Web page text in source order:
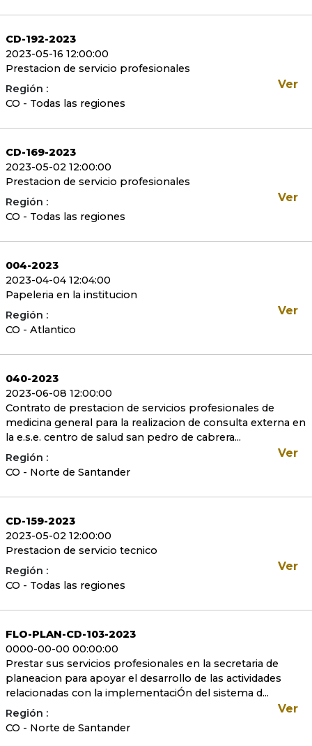
CD-192-2023
2023-05-16 12:00:00
Prestacion de servicio profesionales
Región :
CO - Todas las regiones
Ver
CD-169-2023
2023-05-02 12:00:00
Prestacion de servicio profesionales
Región :
CO - Todas las regiones
Ver
004-2023
2023-04-04 12:04:00
Papeleria en la institucion
Región :
CO - Atlantico
Ver
040-2023
2023-06-08 12:00:00
Contrato de prestacion de servicios profesionales de
medicina general para la realizacion de consulta externa en
la e.s.e. centro de salud san pedro de cabrera...
Región :
CO - Norte de Santander
Ver
CD-159-2023
2023-05-02 12:00:00
Prestacion de servicio tecnico
Región :
CO - Todas las regiones
Ver
FLO-PLAN-CD-103-2023
0000-00-00 00:00:00
Prestar sus servicios profesionales en la secretaria de
planeacion para apoyar el desarrollo de las actividades
relacionadas con la implementaciÓn del sistema d...
Región :
CO - Norte de Santander
Ver